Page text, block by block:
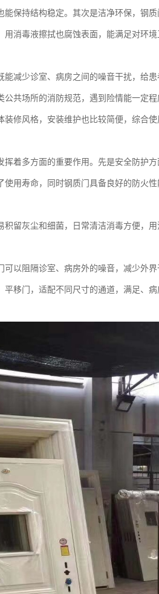
保持结构稳定。其次是洁净环保，钢
消毒液擦拭也腐蚀表面，能满足对环
减少诊室、病房之间的噪音干扰，给
共场所的消防规范，遇到险情能一定
修风格，安装维护也比较简便，综合
着多方面的重要作用。先是安全防护
用寿命，同时钢质门具备良好的防火
留灰尘和细菌，日常清洁消毒方便，
以阻隔诊室、病房外的噪音，减少外
移门，适配不同尺寸的通道，满足、